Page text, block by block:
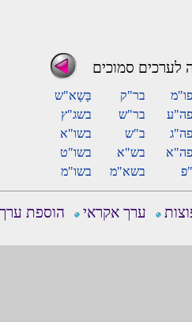
לערכים סמוכים
בר"ק
בָּשָא"ש
בר"ש
בשג"ץ
ב"ש
בשו"א
בש"א
בשו"ט
בשא"מ בשו"מ
ערך אקראי הוספת ערך